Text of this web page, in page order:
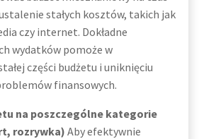
stałych kosztów, takich jak
czy internet. Dokładne
wydatków pomoże w
części budżetu i uniknięciu
finansowych.
na poszczególne kategorie
rozrywka) Aby efektywnie